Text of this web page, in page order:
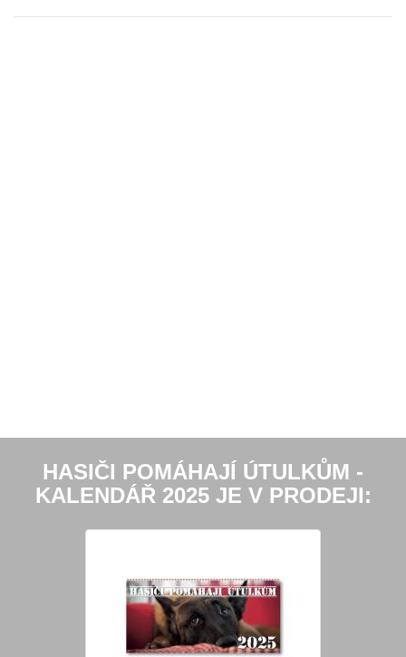
HASIČI POMÁHAJÍ ÚTULKŮM -
KALENDÁŘ 2025 JE V PRODEJI: